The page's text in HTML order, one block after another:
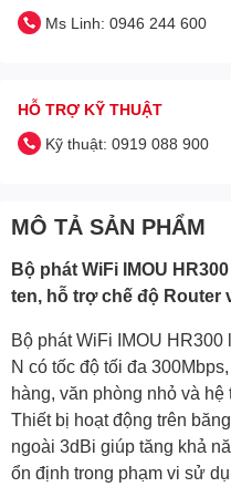
Ms Linh: 0946 244 600
HỖ TRỢ KỸ THUẬT
Kỹ thuật: 0919 088 900
MÔ TẢ SẢN PHẨM
Bộ phát WiFi IMOU
ten, hỗ trợ chế độ Router
Bộ phát WiFi IMOU
N có tốc độ tối đa
hàng, văn phòng nhỏ và
Thiết bị hoạt động trên
ngoài 3dBi giúp tăng khả
ổn định trong phạm vi sử